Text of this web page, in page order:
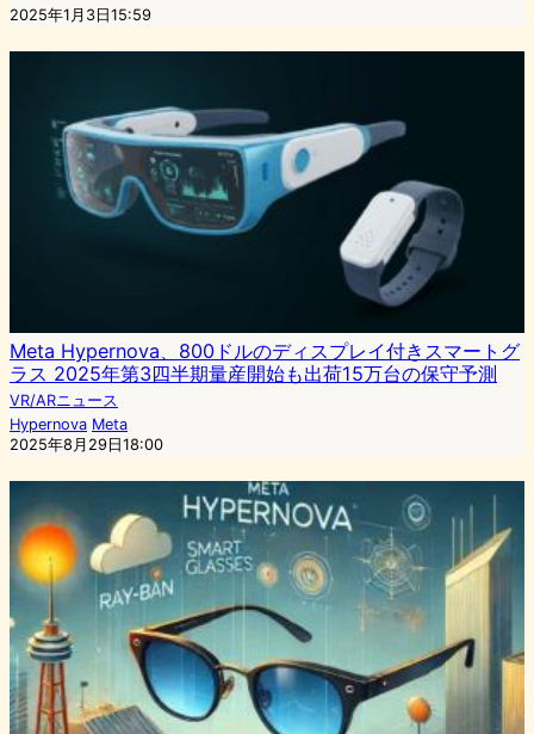
2025年1月3日15:59
Meta Hypernova、800ドルのディスプレイ付きスマートグ
ラス 2025年第3四半期量産開始も出荷15万台の保守予測
VR/ARニュース
Hypernova Meta
2025年8月29日18:00